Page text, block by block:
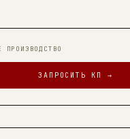
ПРОИЗВОДСТВО
ЗАПРОСИТЬ КП →